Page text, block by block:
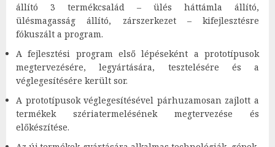
állító 3 termékcsalád – ülés háttámla állító,
ülésmagasság állító, zárszerkezet – kifejlesztésre
fókuszált a program.
A fejlesztési program első lépéseként a prototípusok
megtervezésére, legyártására, tesztelésére és a
véglegesítésére került sor.
A prototípusok véglegesítésével párhuzamosan zajlott a
termékek szériatermelésének megtervezése és
előkészítése.